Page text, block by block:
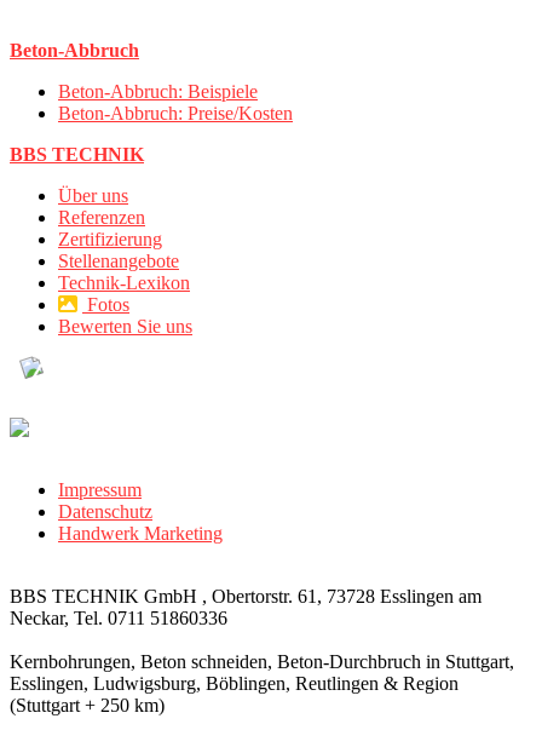
Beton-Abbruch
Beton-Abbruch: Beispiele
Beton-Abbruch: Preise/Kosten
BBS TECHNIK
Über uns
Referenzen
Zertifizierung
Stellenangebote
Technik-Lexikon
Fotos
Bewerten Sie uns
Impressum
Datenschutz
Handwerk Marketing
BBS TECHNIK GmbH , Obertorstr. 61, 73728 Esslingen am
Neckar, Tel. 0711 51860336
Kernbohrungen, Beton schneiden, Beton-Durchbruch in Stuttgart,
Esslingen, Ludwigsburg, Böblingen, Reutlingen & Region
(Stuttgart + 250 km)